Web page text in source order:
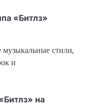
«Битлз»
музыкальные стили,
и
на